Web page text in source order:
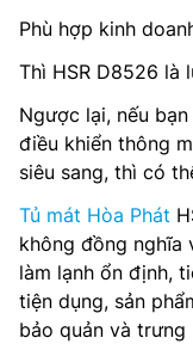
Phù hợp kinh
Thì HSR D8526 là
Ngược lại, nếu
điều khiển thông
siêu sang, thì có
Tủ mát Hòa Phát
không đồng nghĩa
làm lạnh ổn định,
tiện dụng, sản
bảo quản và